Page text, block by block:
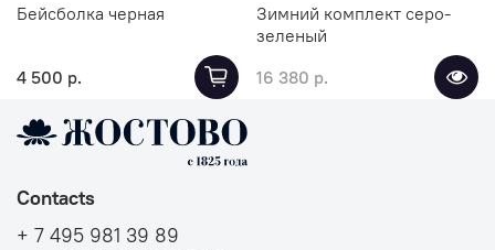
Бейсболка черная
4 500 р.
Зимний комплект серо-
зеленый
16 380 р.
Contacts
+ 7 495 981 39 89